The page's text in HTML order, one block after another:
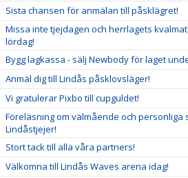
Sista chansen för anmälan till påsklägret!
Missa inte tjejdagen och herrlagets
lördag!
Bygg lagkassa - sälj Newbody för laget
Anmäl dig till Lindås påsklovsläger!
Vi gratulerar Pixbo till cupguldet!
Föreläsning om välmående och personliga
Lindåstjejer!
Stort tack till alla våra partners!
Välkomna till Lindås Waves arena idag!